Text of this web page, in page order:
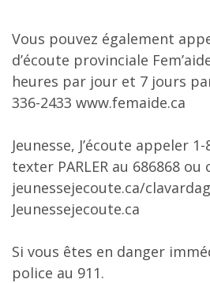
Vous pouvez également
d’écoute provinciale
heures par jour et 7 jours
336-2433 www.femaide.ca
Jeunesse, J’écoute appeler
texter PARLER au 686868 ou
jeunessejecoute.ca/
Jeunessejecoute.ca
Si vous êtes en danger
police au 911.